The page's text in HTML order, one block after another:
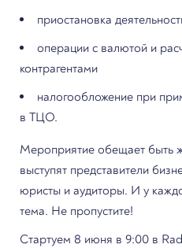
приостановка
операции с валютой и
контрагентами
налогообложение при
в ТЦО.
Мероприятие обещает быть
выступят представители
юристы и аудиторы. И у
тема. Не пропустите!
Стартуем 8 июня в 9:00 в